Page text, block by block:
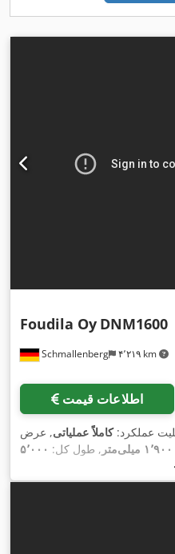
Schmallenberg ۴٬۲۱۹ km
Foudila Oy DNM1600
اطلاعات قیمت
عملکرد:کاملاً عملیاتی, عرض
۱٬۹۰۰ میلی‌متر , طول کل: ۵٬۰۰۰